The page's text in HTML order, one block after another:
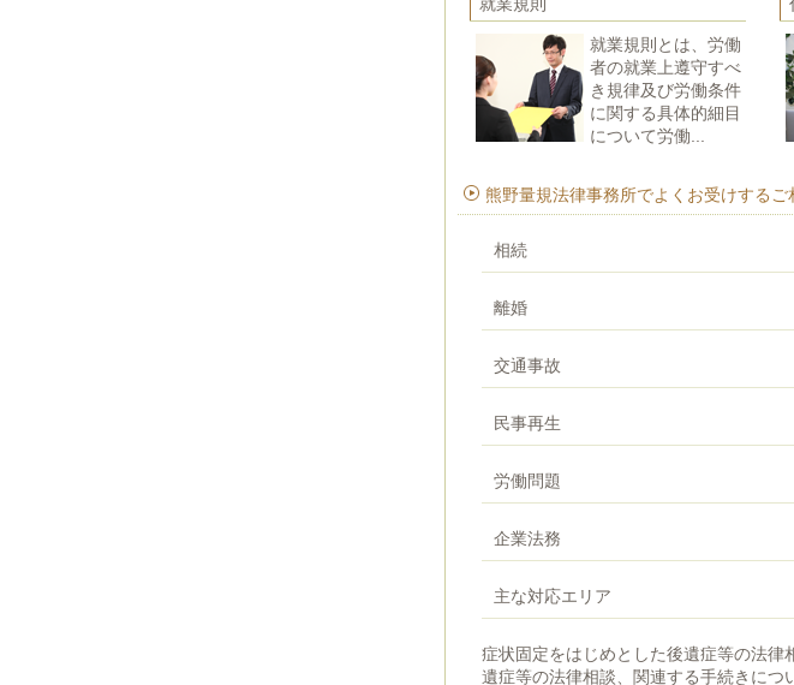
就業規則とは、労働
者の就業上遵守すべ
き規律及び労働条件
に関する具体的細目
について労働...
熊野量規法律事務所でよくお受けするご
相続
離婚
交通事故
民事再生
労働問題
企業法務
主な対応エリア
症状固定をはじめとした後遺症等の法
遺症等の法律相談、関連する手続きにつ